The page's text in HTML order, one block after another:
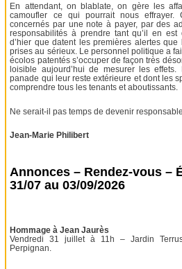
En attendant, on blablate, on gère les
camoufler ce qui pourrait nous effrayer.
concernés par une note à payer, par des
responsabilités à prendre tant qu’il en est
d’hier que datent les premières alertes
prises au sérieux. Le personnel politique a
écolos patentés s’occuper de façon très
loisible aujourd’hui de mesurer les
panade qui leur reste extérieure et dont les
comprendre tous les tenants et aboutissants.
Ne serait-il pas temps de devenir
Jean-Marie Philibert
Annonces – Rendez-vous –
31/07 au 03/09/2026
Hommage à Jean Jaurès
Vendredi 31 juillet à 11h – Jardin
Perpignan.